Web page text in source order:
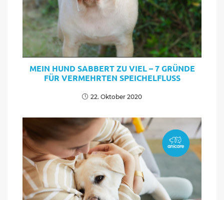
MEIN HUND SABBERT ZU VIEL – 7 GRÜNDE
FÜR VERMEHRTEN SPEICHELFLUSS
22. Oktober 2020